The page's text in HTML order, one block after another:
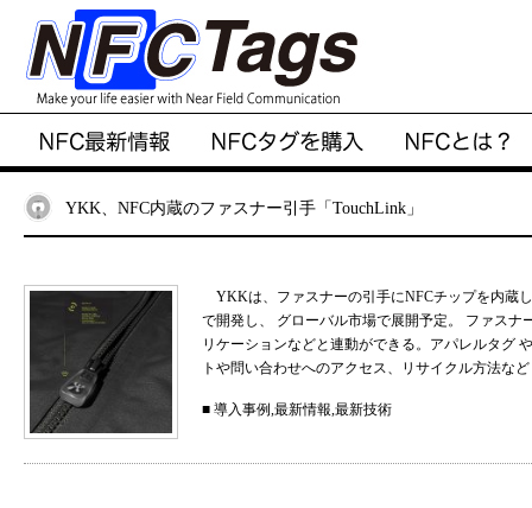
YKK、NFC内蔵のファスナー引手「TouchLink」
YKKは、ファスナーの引手にNFCチップを内蔵
で開発し、 グローバル市場で展開予定。 ファスナ
リケーションなどと連動ができる。アパレルタグ
トや問い合わせへのアクセス、リサイクル方法な
■ 導入事例,最新情報,最新技術